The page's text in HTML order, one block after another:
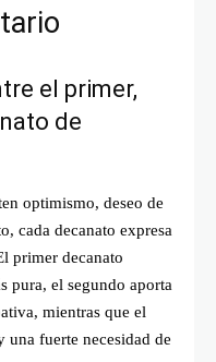
el primer,
de
optimismo, deseo de
cada decanato expresa
primer decanato
pura, el segundo aporta
mientras que el
una fuerte necesidad de